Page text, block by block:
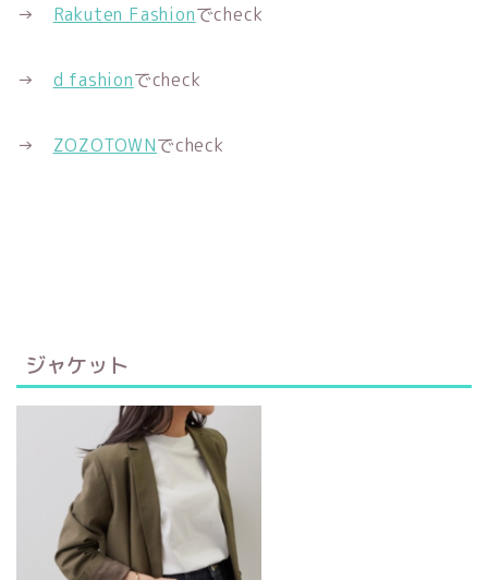
→ Rakuten Fashionでcheck
→ d fashionでcheck
→ ZOZOTOWNでcheck
ジャケット